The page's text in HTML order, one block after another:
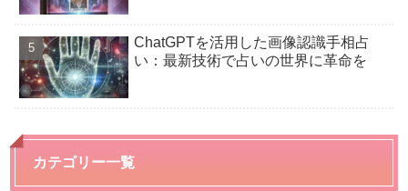
ChatGPTを活用した画像認識手相占
い：最新技術で占いの世界に革命を
カテゴリー一覧